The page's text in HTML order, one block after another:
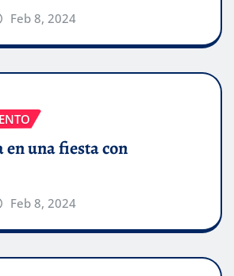
Feb 8, 2024
una fiesta con
Feb 8, 2024